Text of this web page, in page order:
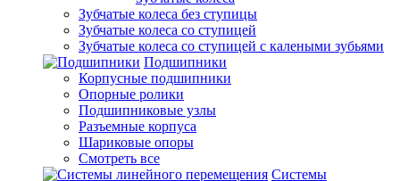
Зубчатые колеса без ступицы
Зубчатые колеса со ступицей
Зубчатые колеса со ступицей с калеными зубьями
Подшипники
Корпусные подшипники
Опорные ролики
Подшипниковые узлы
Разъемные корпуса
Шариковые опоры
Смотреть все
Системы